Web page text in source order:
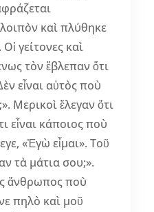
καὶ πλύθηκε
γείτονες καὶ
τὸν ἔβλεπαν ὅτι
εἶναι αὐτὸς ποὺ
Μερικοὶ ἔλεγαν ὅτι
εἶναι κάποιος ποὺ
«Ἐγὼ εἶμαι». Τοῦ
τὰ μάτια σου;».
ἄνθρωπος ποὺ
πηλὸ καὶ μοῦ